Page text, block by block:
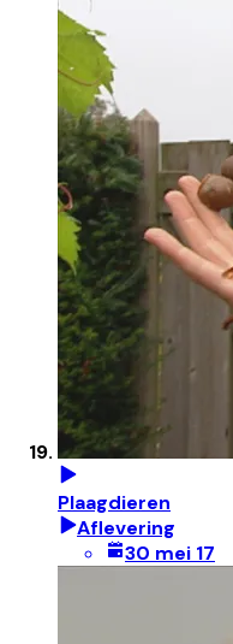
Plaagdieren
Aflevering
30 mei 17